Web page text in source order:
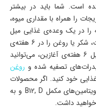
است. شما باید در بیشتر
را همراه با مقداری میوه،
را در یک وعده‌ی غذایی میل
کنید. شما نباید به هیچ وجه گوشت، لبنیات، شکر یا روغن را در 6 هفته‌ی
ابتدایی این برنامه میل کنید. پس از تکمیل 6 هفته‌ی آغازین، می‌توانید
تصفیه شده و روغن
غذایی خود کنید. اگر محصولات
حیوانی را به رژیم خود اضافه نکردید، به ویتامین‌های مکمل B12, D و به